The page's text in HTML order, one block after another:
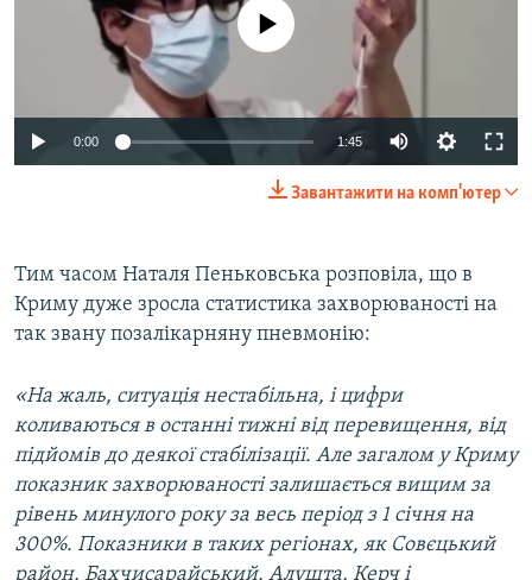
No media source currently available
0:00 1:45
720p
Завантажити на комп'ютер
Тим часом Наталя Пеньковська розповіла, що в
Криму дуже зросла статистика захворюваності на
так звану позалікарняну пневмонію:
«На жаль, ситуація нестабільна, і цифри
коливаються в останні тижні від перевищення, від
підйомів до деякої стабілізації. Але загалом у Криму
показник захворюваності залишається вищим за
рівень минулого року за весь період з 1 січня на
300%. Показники в таких регіонах, як Совєцький
район, Бахчисарайський, Алушта, Керч і